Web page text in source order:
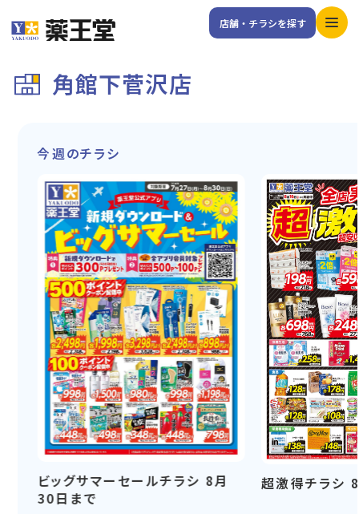
店舗・チラシを探す
角館下菅沢店
今週のチラシ
ビッグサマーセールチラシ 8月
30日まで
超激得チラシ